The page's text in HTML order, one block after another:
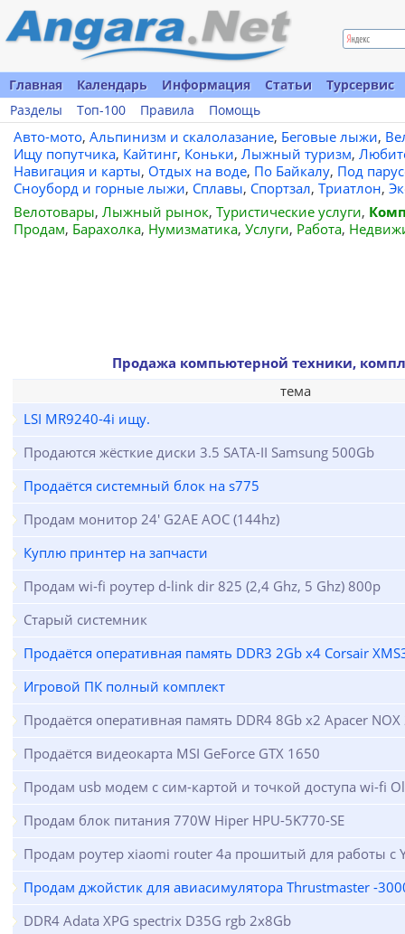
Главная Календарь Информация Статьи
Турсервис
Разделы
Топ-100 Правила Помощь
Авто-мото, Альпинизм и скалолазание, Беговые лыжи,
Ищу попутчика, Кайтинг, Коньки, Лыжный туризм,
Навигация и карты, Отдых на воде, По Байкалу, Под
Сноуборд и горные лыжи, Сплавы, Спортзал, Триатлон,
Велотовары, Лыжный рынок, Туристические услуги,
Продам, Барахолка, Нумизматика, Услуги, Работа,
Продажа компьютерной техники,
тема
LSI MR9240-4i ищу.
Продаются жёсткие диски 3.5 SATA-II Samsung 500Gb
Продаётся системный блок на s775
Продам монитор 24' G2AE AOC (144hz)
Куплю принтер на запчасти
Продам wi-fi роутер d-link dir 825 (2,4 Ghz, 5 Ghz) 800р
Старый системник
Продаётся оперативная память DDR3 2Gb x4 Corsair
Игровой ПК полный комплект
Продаётся оперативная память DDR4 8Gb x2 Apacer
Продаётся видеокарта MSI GeForce GTX 1650
Продам usb модем с сим-картой и точкой доступа wi-fi
Продам блок питания 770W Hiper HPU-5K770-SE
Продам роутер xiaomi router 4a прошитый для работы с
Продам джойстик для авиасимулятора Thrustmaster -
DDR4 Adata XPG spectrix D35G rgb 2х8Gb